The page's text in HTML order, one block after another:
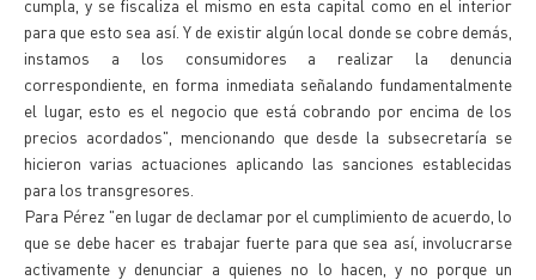
cumpla, y se fiscaliza el mismo en esta capital como en el interior
para que esto sea así. Y de existir algún local donde se cobre demás,
instamos a los consumidores a realizar la denuncia
correspondiente, en forma inmediata señalando fundamentalmente
el lugar, esto es el negocio que está cobrando por encima de los
precios acordados", mencionando que desde la subsecretaría se
hicieron varias actuaciones aplicando las sanciones establecidas
para los transgresores.
Para Pérez "en lugar de declamar por el cumplimiento de acuerdo, lo
que se debe hacer es trabajar fuerte para que sea así, involucrarse
activamente y denunciar a quienes no lo hacen, y no porque un